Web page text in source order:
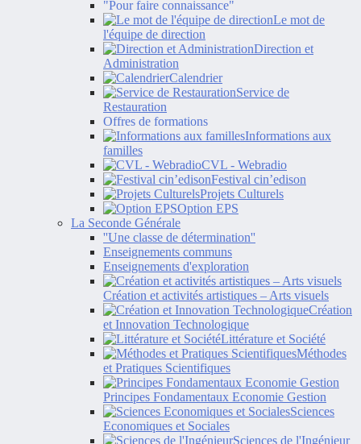
"Pour faire connaissance"
Le mot de
l'équipe de direction
Direction et
Administration
Calendrier
Service de
Restauration
Offres de formations
Informations aux
familles
CVL - Webradio
Festival cin’edison
Projets Culturels
Option EPS
La Seconde Générale
''Une classe de détermination''
Enseignements communs
Enseignements d'exploration
Création et activités artistiques – Arts visuels
Création
et Innovation Technologique
Littérature et Société
Méthodes
et Pratiques Scientifiques
Principes Fondamentaux Economie Gestion
Sciences
Economiques et Sociales
Sciences de l'Ingénieur